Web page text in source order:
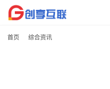
首页 综合资讯